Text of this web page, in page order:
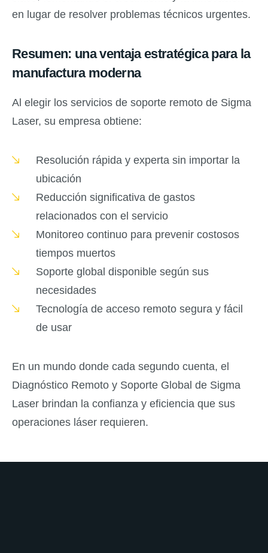
en lugar de resolver problemas técnicos urgentes.
Resumen: una ventaja estratégica para la
manufactura moderna
Al elegir los servicios de soporte remoto de Sigma
Laser, su empresa obtiene:
Resolución rápida y experta sin importar la
ubicación
Reducción significativa de gastos
relacionados con el servicio
Monitoreo continuo para prevenir costosos
tiempos muertos
Soporte global disponible según sus
necesidades
Tecnología de acceso remoto segura y fácil
de usar
En un mundo donde cada segundo cuenta, el
Diagnóstico Remoto y Soporte Global de Sigma
Laser brindan la confianza y eficiencia que sus
operaciones láser requieren.